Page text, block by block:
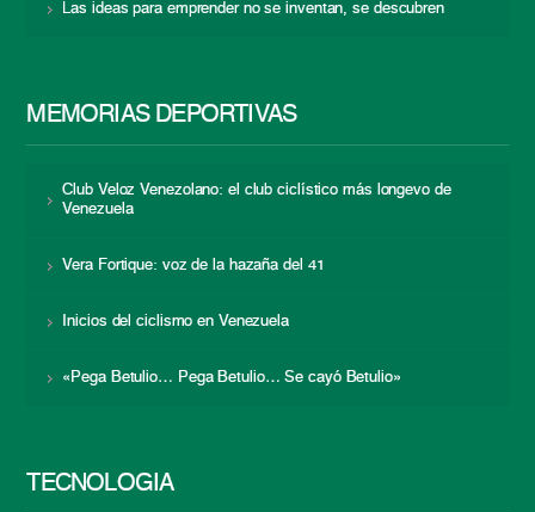
Las ideas para emprender no se inventan, se descubren
MEMORIAS DEPORTIVAS
Club Veloz Venezolano: el club ciclístico más longevo de
Venezuela
Vera Fortique: voz de la hazaña del 41
Inicios del ciclismo en Venezuela
«Pega Betulio… Pega Betulio… Se cayó Betulio»
TECNOLOGÍA